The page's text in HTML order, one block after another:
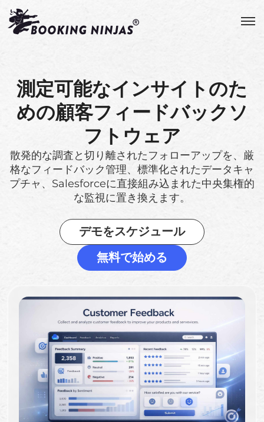
測定可能なインサイトのた
めの顧客フィードバックソ
フトウェア
散発的な調査と切り離されたフォローアップを、厳
格なフィードバック管理、標準化されたデータキャ
プチャ、Salesforceに直接組み込まれた中央集権的
な監視に置き換えます。
デモをスケジュール
無料で始める